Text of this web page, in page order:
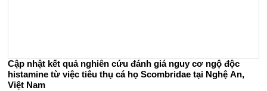
Cập nhật kết quả nghiên cứu đánh giá nguy cơ ngộ độc
histamine từ việc tiêu thụ cá họ Scombridae tại Nghệ An,
Việt Nam